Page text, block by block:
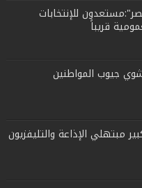
للإنتخابات
قريباً
جيوب المواطنين
مبتهلي الإذاعة والتليفزيون